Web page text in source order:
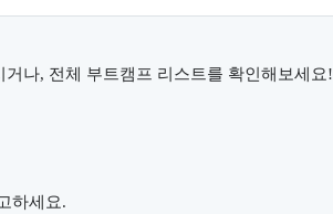
거나, 전체 부트캠프 리스트를 확인해보세요!
하세요.